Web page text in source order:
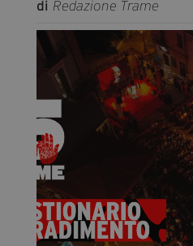
di Redazione Trame